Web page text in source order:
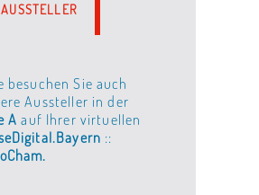
besuchen Sie auch
Aussteller in der
A auf Ihrer virtuellen
::